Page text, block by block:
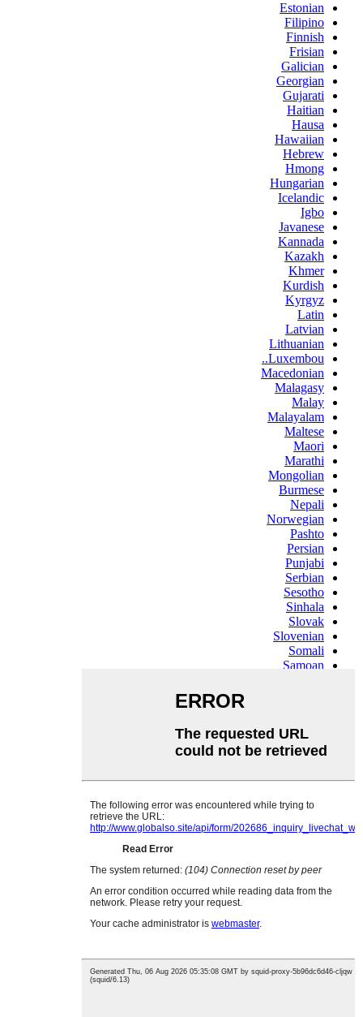
Estonian
Filipino
Finnish
Frisian
Galician
Georgian
Gujarati
Haitian
Hausa
Hawaiian
Hebrew
Hmong
Hungarian
Icelandic
Igbo
Javanese
Kannada
Kazakh
Khmer
Kurdish
Kyrgyz
Latin
Latvian
Lithuanian
Luxembou..
Macedonian
Malagasy
Malay
Malayalam
Maltese
Maori
Marathi
Mongolian
Burmese
Nepali
Norwegian
Pashto
Persian
Punjabi
Serbian
Sesotho
Sinhala
Slovak
Slovenian
Somali
Samoan
Swahili
Tajik
Telugu
Ukrainian
Urdu
Welsh
Xhosa
Yiddish
Tatar
Oriya